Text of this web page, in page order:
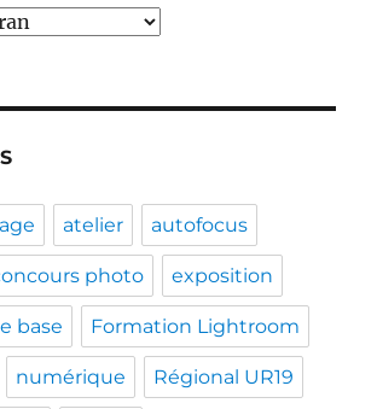
atelier autofocus
photo exposition
base Formation Lightroom
numérique Régional UR19